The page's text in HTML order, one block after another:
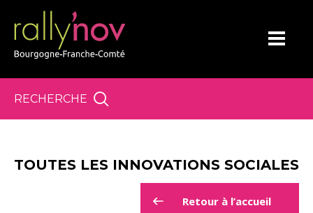
RECHERCHE
TOUTES LES INNOVATIONS SOCIALES
Retour à l’accueil